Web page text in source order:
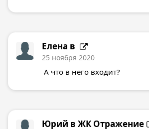
Елена в
25 ноября 2020
А что в него входит?
Юрий в ЖК Отражение